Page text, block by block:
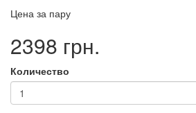
Цена за пару
2398 грн.
Количество